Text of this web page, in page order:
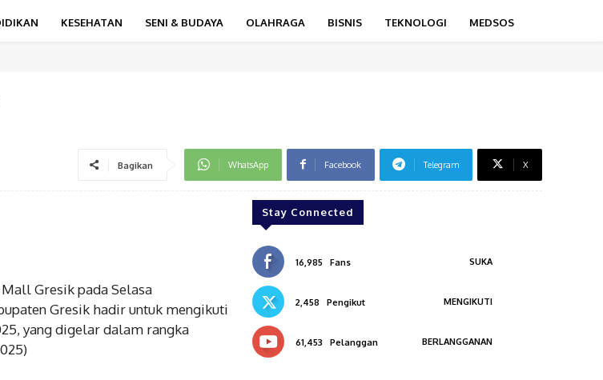
KESEHATAN SENI & BUDAYA OLAHRAGA BISNIS TEKNOLOGI MEDSOS
Bagikan WhatsApp Facebook Telegram X
Gresik pada Selasa
Gresik hadir untuk mengikuti
yang digelar dalam rangka
Stay Connected
16,985 Fans SUKA
2,458 Pengikut MENGIKUTI
61,453 Pelanggan BERLANGGANAN